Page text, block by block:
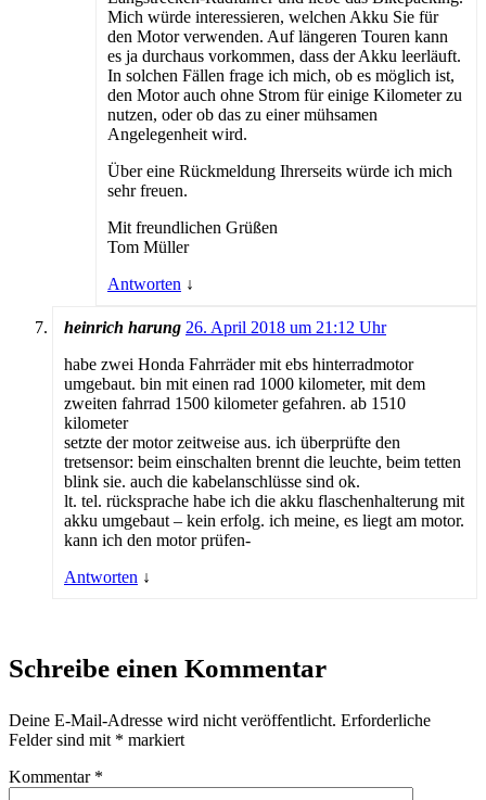
Mich würde interessieren, welchen Akku Sie für
den Motor verwenden. Auf längeren Touren kann
es ja durchaus vorkommen, dass der Akku leerläuft.
In solchen Fällen frage ich mich, ob es möglich ist,
den Motor auch ohne Strom für einige Kilometer zu
nutzen, oder ob das zu einer mühsamen
Angelegenheit wird.
Über eine Rückmeldung Ihrerseits würde ich mich
sehr freuen.
Mit freundlichen Grüßen
Tom Müller
Antworten ↓
heinrich harung 26. April 2018 um 21:12 Uhr
habe zwei Honda Fahrräder mit ebs hinterradmotor
umgebaut. bin mit einen rad 1000 kilometer, mit dem
zweiten fahrrad 1500 kilometer gefahren. ab 1510
kilometer
setzte der motor zeitweise aus. ich überprüfte den
tretsensor: beim einschalten brennt die leuchte, beim tetten
blink sie. auch die kabelanschlüsse sind ok.
lt. tel. rücksprache habe ich die akku flaschenhalterung mit
akku umgebaut – kein erfolg. ich meine, es liegt am motor.
kann ich den motor prüfen-
Antworten ↓
Schreibe einen Kommentar
Deine E-Mail-Adresse wird nicht veröffentlicht. Erforderliche
Felder sind mit * markiert
Kommentar *